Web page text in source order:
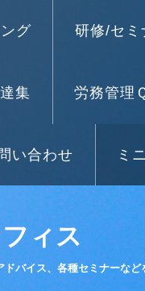
グ 研修/セミ
集 労務管理
い合わせ ミ
ィス
バイス、各種セミナーなど